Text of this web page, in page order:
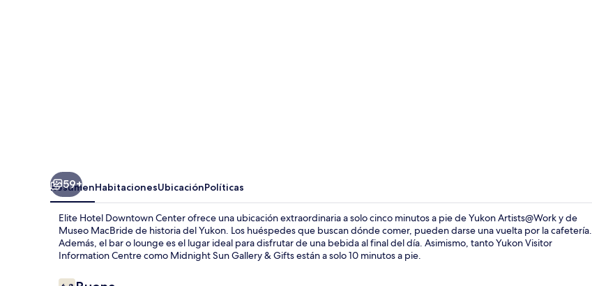
59+
ResumenHabitacionesUbicaciónPolíticas
Elite Hotel Downtown Center ofrece una ubicación extraordinaria a solo cinco minutos a pie de Yukon Artists@Work y de
Museo MacBride de historia del Yukon. Los huéspedes que buscan dónde comer, pueden darse una vuelta por la cafetería.
Además, el bar o lounge es el lugar ideal para disfrutar de una bebida al final del día. Asimismo, tanto Yukon Visitor
Information Centre como Midnight Sun Gallery & Gifts están a solo 10 minutos a pie.